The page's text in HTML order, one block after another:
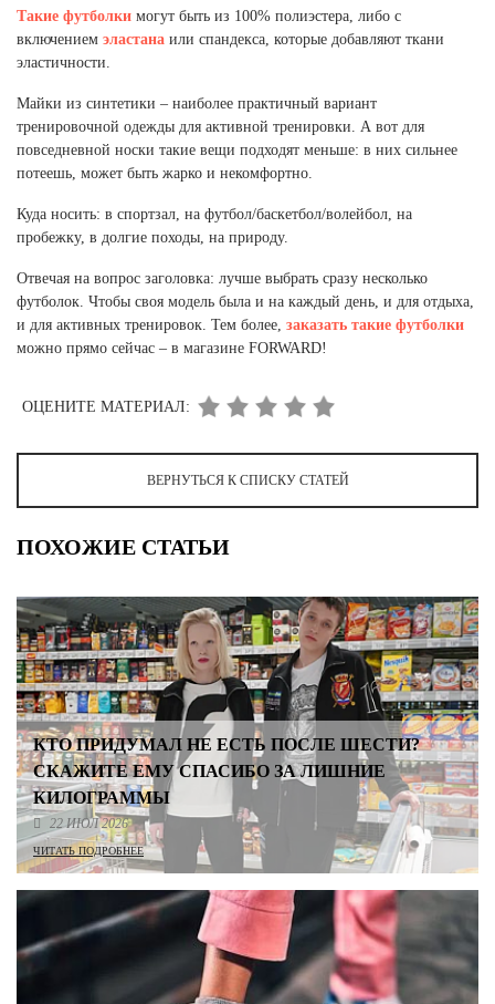
Такие футболки могут быть из 100% полиэстера, либо с
включением эластана или спандекса, которые добавляют ткани
эластичности.
Майки из синтетики – наиболее практичный вариант
тренировочной одежды для активной тренировки. А вот для
повседневной носки такие вещи подходят меньше: в них сильнее
потеешь, может быть жарко и некомфортно.
Куда носить: в спортзал, на футбол/баскетбол/волейбол, на
пробежку, в долгие походы, на природу.
Отвечая на вопрос заголовка: лучше выбрать сразу несколько
футболок. Чтобы своя модель была и на каждый день, и для отдыха,
и для активных тренировок. Тем более, заказать такие футболки
можно прямо сейчас – в магазине FORWARD!
ОЦЕНИТЕ МАТЕРИАЛ:
ВЕРНУТЬСЯ К СПИСКУ СТАТЕЙ
ПОХОЖИЕ СТАТЬИ
КТО ПРИДУМАЛ НЕ ЕСТЬ ПОСЛЕ ШЕСТИ?
СКАЖИТЕ ЕМУ СПАСИБО ЗА ЛИШНИЕ
КИЛОГРАММЫ
22 ИЮЛ 2026
ЧИТАТЬ ПОДРОБНЕЕ